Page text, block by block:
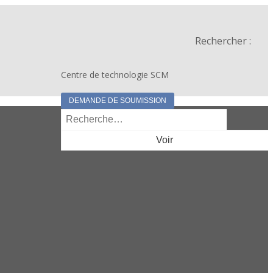
Centre de technologie SCM
DEMANDE DE SOUMISSION
Rechercher :